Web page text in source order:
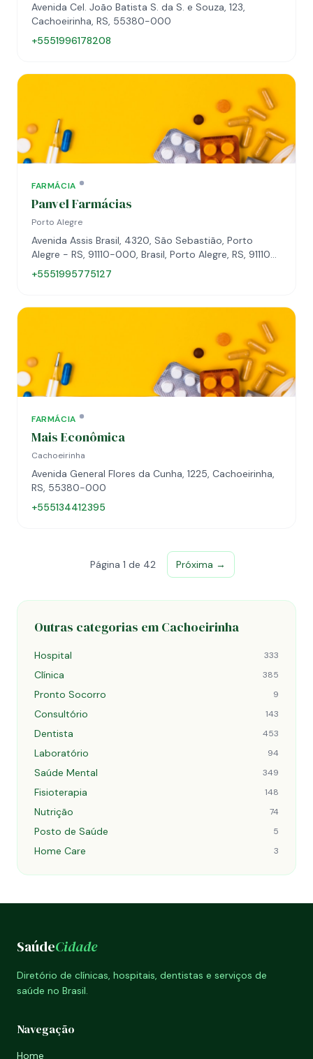
Avenida Cel. João Batista S. da S. e Souza, 123,
Cachoeirinha, RS, 55380-000
+5551996178208
FARMÁCIA
Panvel Farmácias
Porto Alegre
Avenida Assis Brasil, 4320, São Sebastião, Porto
Alegre - RS, 91110-000, Brasil, Porto Alegre, RS, 91110-
000
+5551995775127
FARMÁCIA
Mais Econômica
Cachoeirinha
Avenida General Flores da Cunha, 1225, Cachoeirinha,
RS, 55380-000
+555134412395
Página 1 de 42 Próxima →
Outras categorias em Cachoeirinha
Hospital 333
Clínica 385
Pronto Socorro 9
Consultório 143
Dentista 453
Laboratório 94
Saúde Mental 349
Fisioterapia 148
Nutrição 74
Posto de Saúde 5
Home Care 3
SaúdeCidade
Diretório de clínicas, hospitais, dentistas e serviços de
saúde no Brasil.
Navegação
Home